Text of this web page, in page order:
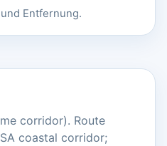
Entfernung.
corridor). Route
coastal corridor;